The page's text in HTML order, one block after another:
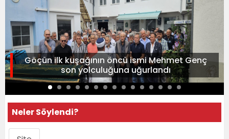
Göçün ilk kuşağının öncü ismi Mehmet Genç
son yolculuğuna uğurlandı
Neler Söylendi?